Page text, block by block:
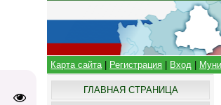
Карта сайта| Регистрация Вход
ГЛАВНАЯ СТРАНИЦА